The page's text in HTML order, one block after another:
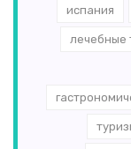
испания
лечебные